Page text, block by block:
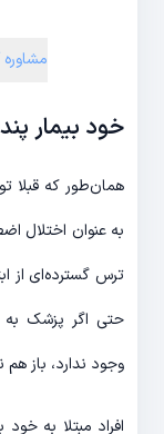
خود بیمار
همان‌طور که قبلا
به عنوان اختلال
ترس گسترده‌ای از
حتی اگر پزشک به
وجود ندارد، باز
افراد مبتلا به